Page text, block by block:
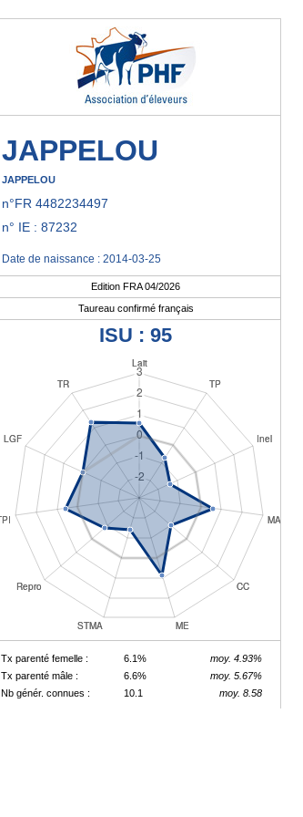
JAPPELOU
JAPPELOU
n°FR 4482234497
n° IE : 87232
Date de naissance : 2014-03-25
Edition FRA 04/2026
Taureau confirmé français
ISU : 95
Tx parenté femelle : 6.1%
moy. 4.93%
Tx parenté mâle :
6.6%
moy. 5.67%
Nb génér. connues :
10.1 moy. 8.58